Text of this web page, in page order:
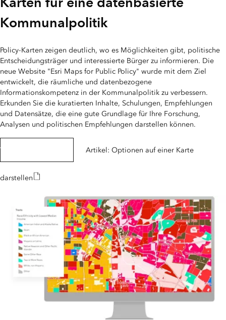
Kommunalpolitik
Policy-Karten zeigen deutlich, wo es Möglichkeiten gibt, politische
Entscheidungsträger und interessierte Bürger zu informieren. Die
neue Website "Esri Maps for Public Policy" wurde mit dem Ziel
entwickelt, die räumliche und datenbezogene
Informationskompetenz in der Kommunalpolitik zu verbessern.
Erkunden Sie die kuratierten Inhalte, Schulungen, Empfehlungen
und Datensätze, die eine gute Grundlage für Ihre Forschung,
Analysen und politischen Empfehlungen darstellen können.
Videoreihe ansehen Artikel: Optionen auf einer Karte
darstellen